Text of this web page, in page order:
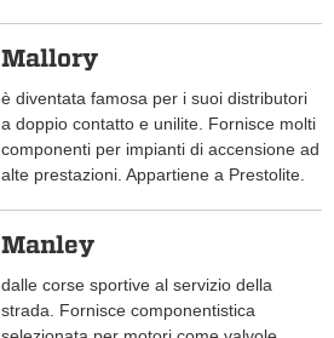
Mallory
è diventata famosa per i suoi distributori
a doppio contatto e unilite. Fornisce molti
componenti per impianti di accensione ad
alte prestazioni. Appartiene a Prestolite.
Manley
dalle corse sportive al servizio della
strada. Fornisce componentistica